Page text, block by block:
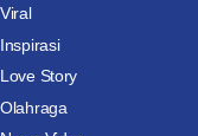
Viral
Inspirasi
Love Story
Olahraga